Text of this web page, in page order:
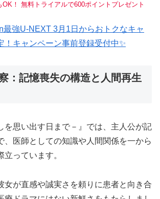
！ 無料トライアルで600ポイントプレゼント
最強U-NEXT 3月1日からおトクなキャ
！キャンペーン事前登録受付中✨
：記憶喪失の構造と人間再生
を思い出す日まで－』では、主人公が記
、医師としての知識や人間関係を一から
っています。
女が直感や誠実さを頼りに患者と向き合